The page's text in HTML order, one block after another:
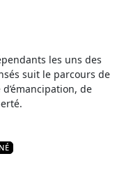
les uns des
suit le parcours de
de